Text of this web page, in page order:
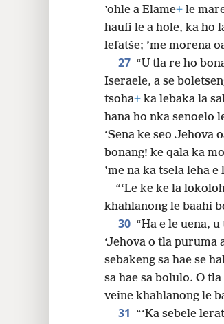
’ohle a Elame+ le
haufi le a hōle, ka ho
lefatše; ’me morena
27 “U tla re ho
Iseraele, a se
tsoha+ ka lebaka la
hana ho nka senoelo
‘Sena ke seo Jehova
bonang! ke qala ka
’me na ka tsela leha
“‘Le ke ke la
khahlanong le baahi
30 “Ha e le uena,
‘Jehova o tla puruma
sebakeng sa hae se
sa hae sa bolulo. O
veine khahlanong le
31 “‘Ka sebele